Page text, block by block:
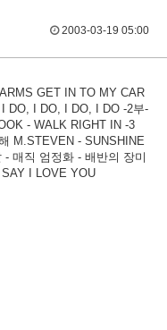
2003-03-19 05:00
GET IN TO MY CAR
DO, I DO, I DO, I DO -2부-
- WALK RIGHT IN -3
M.STEVEN - SUNSHINE
매직 엄정화 - 배반의 장미
I LOVE YOU